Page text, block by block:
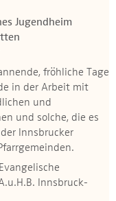
Jugendheim
fröhliche Tage
in der Arbeit mit
und
und solche, die es
Innsbrucker
Innsbruck-